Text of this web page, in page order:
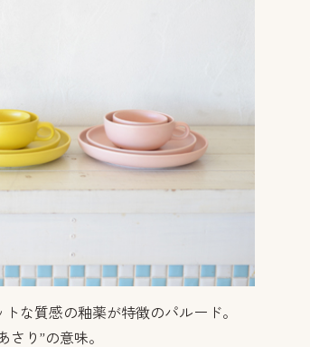
な質感の釉薬が特徴のパルード。
さり”の意味。